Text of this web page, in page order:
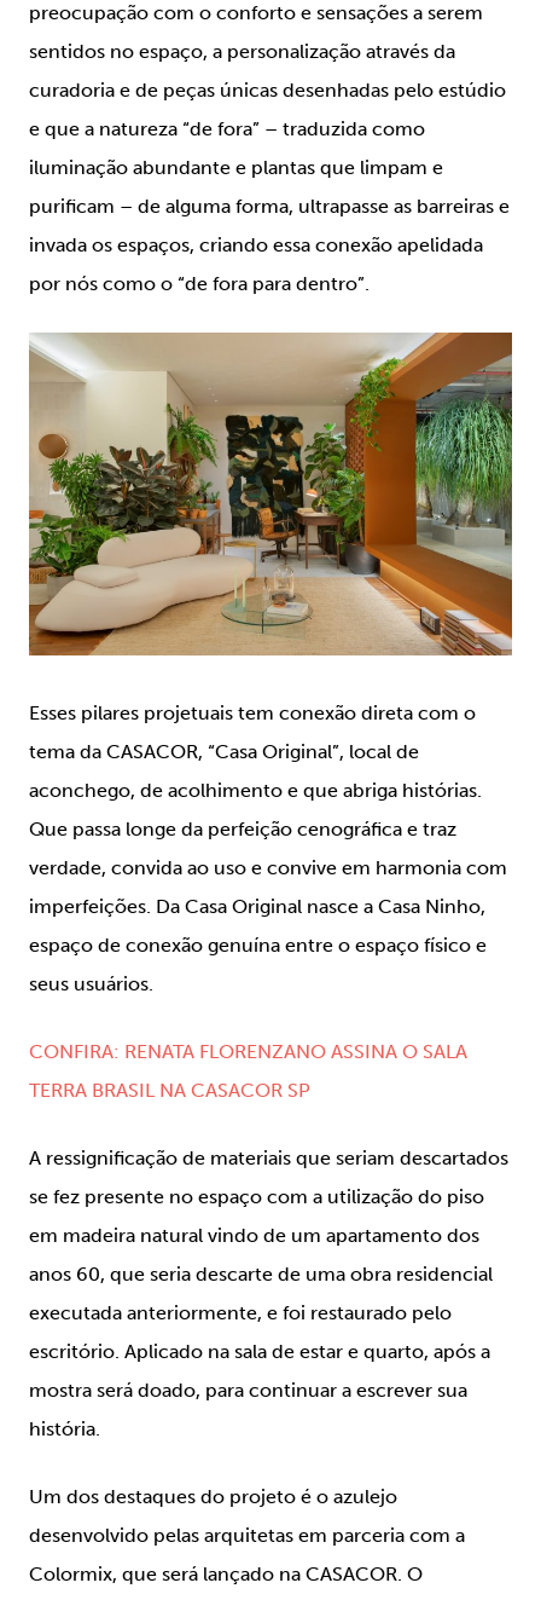
preocupação com o conforto e sensações a serem
sentidos no espaço, a personalização através da
curadoria e de peças únicas desenhadas pelo estúdio
e que a natureza “de fora” – traduzida como
iluminação abundante e plantas que limpam e
purificam – de alguma forma, ultrapasse as barreiras e
invada os espaços, criando essa conexão apelidada
por nós como o “de fora para dentro”.
Esses pilares projetuais tem conexão direta com o
tema da CASACOR, “Casa Original”, local de
aconchego, de acolhimento e que abriga histórias.
Que passa longe da perfeição cenográfica e traz
verdade, convida ao uso e convive em harmonia com
imperfeições. Da Casa Original nasce a Casa Ninho,
espaço de conexão genuína entre o espaço físico e
seus usuários.
CONFIRA: RENATA FLORENZANO ASSINA O SALA
TERRA BRASIL NA CASACOR SP
A ressignificação de materiais que seriam descartados
se fez presente no espaço com a utilização do piso
em madeira natural vindo de um apartamento dos
anos 60, que seria descarte de uma obra residencial
executada anteriormente, e foi restaurado pelo
escritório. Aplicado na sala de estar e quarto, após a
mostra será doado, para continuar a escrever sua
história.
Um dos destaques do projeto é o azulejo
desenvolvido pelas arquitetas em parceria com a
Colormix, que será lançado na CASACOR. O